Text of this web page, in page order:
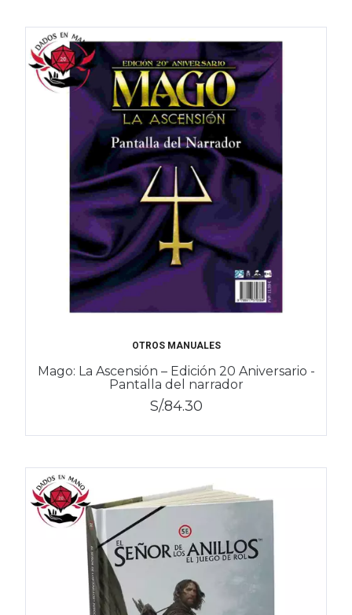
OTROS MANUALES
Mago: La Ascensión – Edición 20 Aniversario -
Pantalla del narrador
S/.84.30